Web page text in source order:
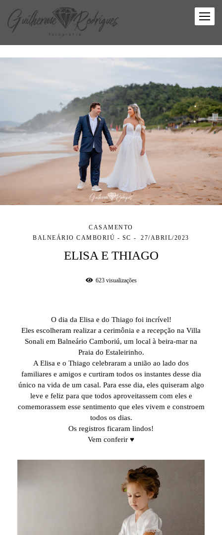
CASAMENTO
BALNEÁRIO CAMBORIÚ - SC
27/ABRIL/2023
ELISA E THIAGO
623visualizações
O dia da Elisa e do Thiago foi incrível!
Eles escolheram realizar a cerimônia e a recepção na Villa
Sonali em Balneário Camboriú, um local à beira-mar na
Praia do Estaleirinho.
A Elisa e o Thiago celebraram a união ao lado dos
familiares e amigos e curtiram todos os instantes desse dia
único na vida de um casal. Para esse dia, eles quiseram algo
leve e feliz para que todos aproveitassem com eles e
comemorassem esse sentimento que eles vivem e constroem
todos os dias.
Os registros ficaram lindos!
Vem conferir ♥